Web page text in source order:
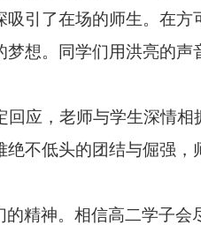
引了在场的师生。在方
想。同学们用洪亮的声
回应，老师与学生深情相
不低头的团结与倔强，
精神。相信高二学子会